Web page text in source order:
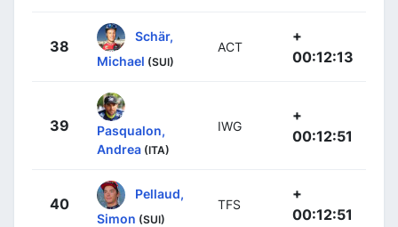
38
Schär,
Michael (SUI)
ACT
+
00:12:13
39
Pasqualon,
Andrea (ITA)
IWG
+
00:12:51
40
Pellaud,
Simon (SUI)
TFS
+
00:12:51